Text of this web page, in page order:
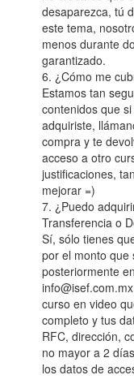
desaparezca, tú
este tema,
menos durante
garantizado.
6. ¿Cómo me
Estamos tan
contenidos que
adquiriste,
compra y te
acceso a otro
justificaciones,
mejorar =)
7. ¿Puedo
Transferencia o
Sí, sólo tienes
por el monto que
posteriormente
curso en video
completo y tus
RFC, dirección,
no mayor a 2
los datos de